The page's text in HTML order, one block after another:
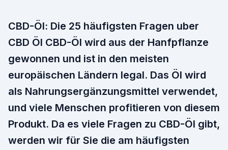
CBD-Öl: Die 25 häufigsten Fragen uber
CBD Öl CBD-Öl wird aus der Hanfpflanze
gewonnen und ist in den meisten
europäischen Ländern legal. Das Öl wird
als Nahrungsergänzungsmittel verwendet,
und viele Menschen profitieren von diesem
Produkt. Da es viele Fragen zu CBD-Öl gibt,
werden wir für Sie die am häufigsten